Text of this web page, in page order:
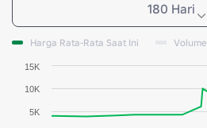
180 Hari
Harga Rata-Rata Saat Ini Volume
5K
10K
15K